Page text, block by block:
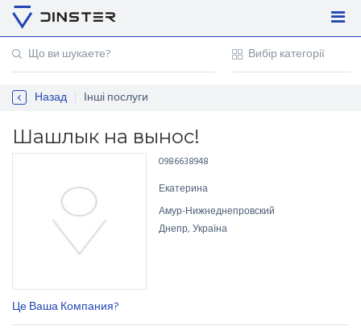
Регістрація
Для підприємців
Назад Інші послуги
Шашлык на вынос!
Це Ваша Компания?
0986638948
Екатерина
Амур-Нижнеднепровский
Днепр, Україна